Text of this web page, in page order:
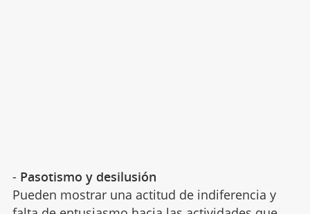
- Pasotismo y desilusión
Pueden mostrar una actitud de indiferencia y